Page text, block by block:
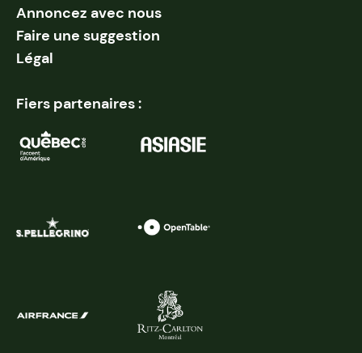
Annoncez avec nous
Faire une suggestion
Légal
Fiers partenaires :